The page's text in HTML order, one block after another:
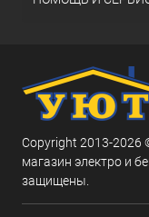
Copyright 2013-2026
магазин электро и
защищены.